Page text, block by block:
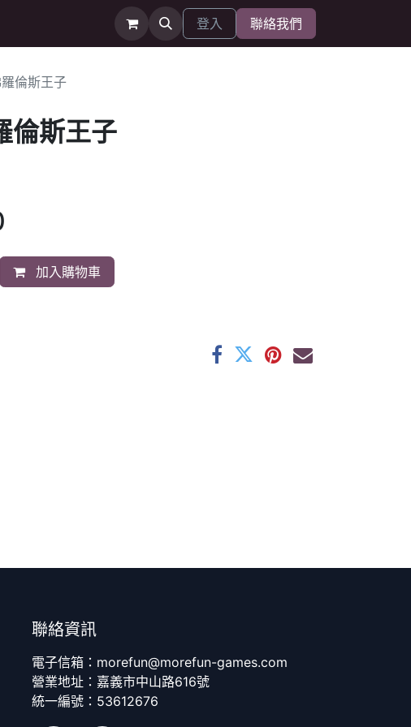
登入 聯絡我們
羅倫斯王子
倫斯王子
加入購物車
聯絡資訊
電子信箱：morefun@morefun-games.com
營業地址：嘉義市中山路616號
統一編號：53612676